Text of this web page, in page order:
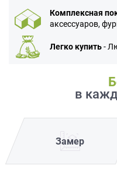
Комплексная
аксессуаров,
Легко купить-
в
Замер